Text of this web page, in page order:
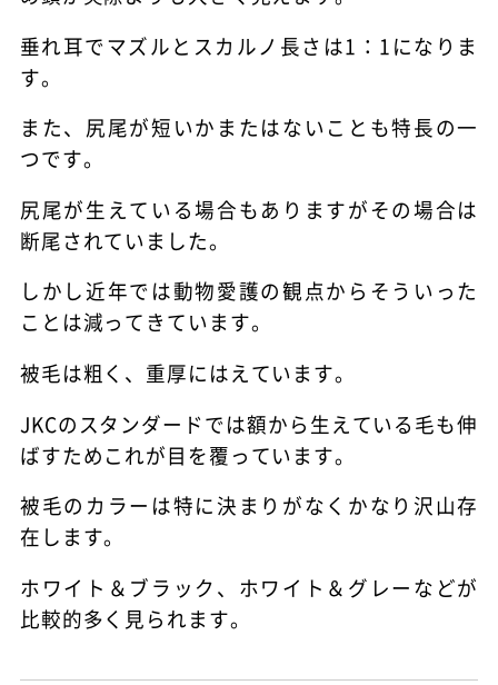
垂れ耳でマズルとスカルノ長さは1：1になりま
す。
また、尻尾が短いかまたはないことも特長の一
つです。
尻尾が生えている場合もありますがその場合は
断尾されていました。
しかし近年では動物愛護の観点からそういった
ことは減ってきています。
被毛は粗く、重厚にはえています。
JKCのスタンダードでは額から生えている毛も伸
ばすためこれが目を覆っています。
被毛のカラーは特に決まりがなくかなり沢山存
在します。
ホワイト＆ブラック、ホワイト＆グレーなどが
比較的多く見られます。